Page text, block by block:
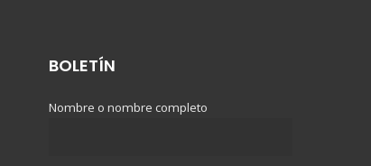
BOLETÍN
Nombre o nombre completo